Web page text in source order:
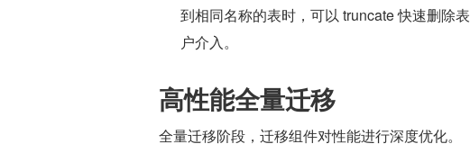
到相同名称的表时，可以 truncate 快速删除
户介入。
高性能全量迁移
全量迁移阶段，迁移组件对性能进行深度优化。